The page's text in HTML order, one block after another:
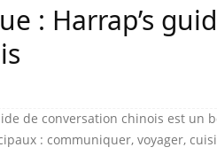
: Harrap’s
de conversation chinois est un
: communiquer, voyager,